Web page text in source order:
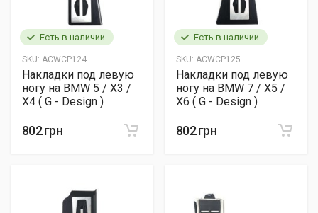
Есть в наличии
SKU: ACWCP124
Накладки под левую
ногу на BMW 5 / X3 /
X4 ( G - Design )
802 грн
Есть в наличии
SKU: ACWCP125
Накладки под левую
ногу на BMW 7 / X5 /
X6 ( G - Design )
802 грн